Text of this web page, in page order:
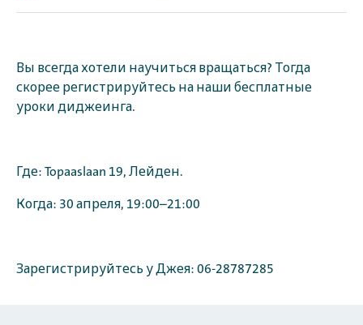
Вы всегда хотели научиться вращаться? Тогда
скорее регистрируйтесь на наши бесплатные
уроки диджеинга.
Где: Topaaslaan 19, Лейден.
Когда: 30 апреля, 19:00–21:00
Зарегистрируйтесь у Джея: 06-28787285